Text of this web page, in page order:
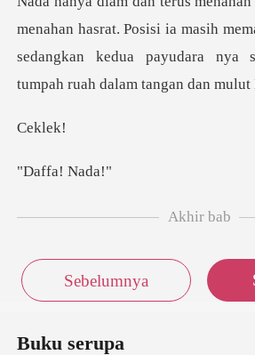
at. Posisi ia masih
sedangkan kedua payuda
kl
fa!
Akhir bab
Sebelumnya
Buku serupa